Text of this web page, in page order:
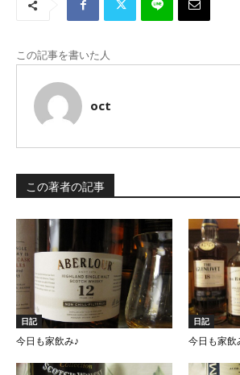
この記事を書いた人
oct
この著者の記事
日記
今日も家飲み♪
日記
今日も家飲